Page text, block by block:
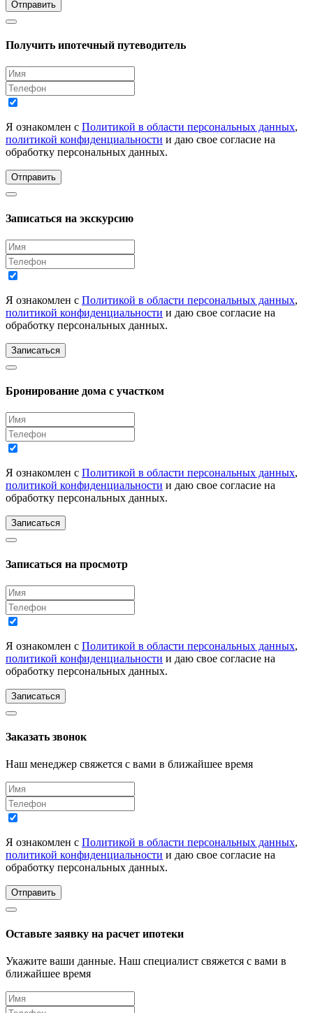
Отправить
Получить ипотечный путеводитель
Я ознакомлен с Политикой в области персональных данных,
политикой конфиденциальности и даю свое согласие на
обработку персональных данных.
Отправить
Записаться на экскурсию
Я ознакомлен с Политикой в области персональных данных,
политикой конфиденциальности и даю свое согласие на
обработку персональных данных.
Записаться
Бронирование дома с участком
Я ознакомлен с Политикой в области персональных данных,
политикой конфиденциальности и даю свое согласие на
обработку персональных данных.
Записаться
Записаться на просмотр
Я ознакомлен с Политикой в области персональных данных,
политикой конфиденциальности и даю свое согласие на
обработку персональных данных.
Записаться
Заказать звонок
Наш менеджер свяжется с вами в ближайшее время
Я ознакомлен с Политикой в области персональных данных,
политикой конфиденциальности и даю свое согласие на
обработку персональных данных.
Отправить
Оставьте заявку на расчет ипотеки
Укажите ваши данные. Наш специалист свяжется с вами в
ближайшее время